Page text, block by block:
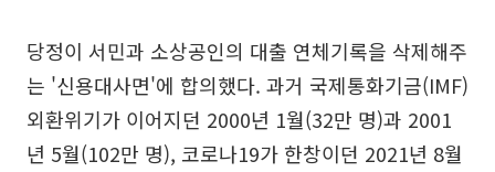
당정이 서민과 소상공인의 대출 연체기록을 삭제해주
는 '신용대사면'에 합의했다. 과거 국제통화기금(IMF)
외환위기가 이어지던 2000년 1월(32만 명)과 2001
년 5월(102만 명), 코로나19가 한창이던 2021년 8월